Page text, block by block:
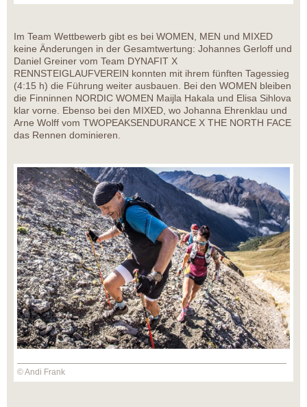
Im Team Wettbewerb gibt es bei WOMEN, MEN und MIXED
keine Änderungen in der Gesamtwertung: Johannes Gerloff und
Daniel Greiner vom Team DYNAFIT X
RENNSTEIGLAUFVEREIN konnten mit ihrem fünften Tagessieg
(4:15 h) die Führung weiter ausbauen. Bei den WOMEN bleiben
die Finninnen NORDIC WOMEN Maijla Hakala und Elisa Sihlova
klar vorne. Ebenso bei den MIXED, wo Johanna Ehrenklau und
Arne Wolff vom TWOPEAKSENDURANCE X THE NORTH FACE
das Rennen dominieren.
© Andi Frank